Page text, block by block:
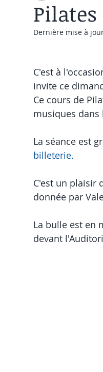
Dernière mise à
C'est à
invite ce
Ce cours de
musiques dans
La séance est
billeterie.
C'est un plaisir
donnée par
La bulle est en
devant